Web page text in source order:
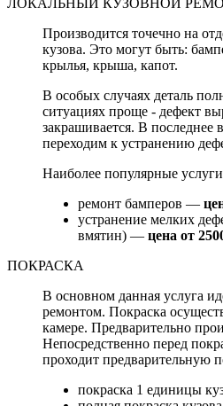
ЛОКАЛЬНЫЙ КУЗОВНОЙ
Производится точечно на
кузова. Это могут быть:
крылья, крыша, капот.
В особых случаях деталь
ситуациях проще - дефект
закрашивается. В последнее
переходим к устранению
Наиболее популярные
ремонт бамперов —
устранение мелких
вмятин) — цена от
ПОКРАСКА
В основном данная услуга
ремонтом. Покраска
камере. Предварительно
Непосредственно перед
проходит предварительную
покраска 1 единицы